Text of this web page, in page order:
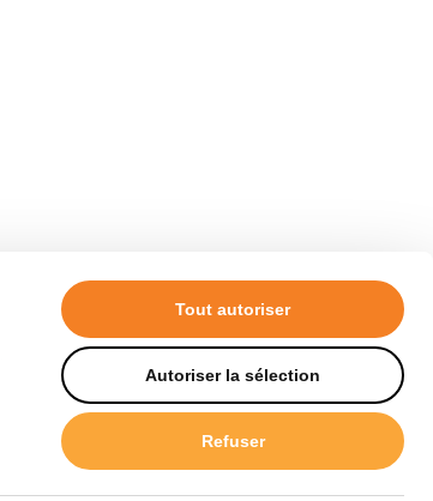
Tout autoriser
Autoriser la sélection
Refuser